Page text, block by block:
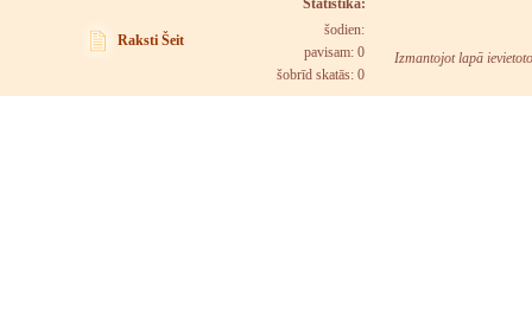
Raksti Šeit
Statistika:
šodien:
pavisam: 0
šobrīd skatās: 0
Izmantojot lapā